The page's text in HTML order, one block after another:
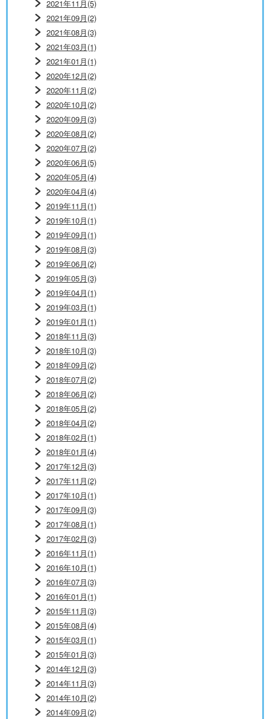
2021年11月(5)
2021年09月(2)
2021年08月(3)
2021年03月(1)
2021年01月(1)
2020年12月(2)
2020年11月(2)
2020年10月(2)
2020年09月(3)
2020年08月(2)
2020年07月(2)
2020年06月(5)
2020年05月(4)
2020年04月(4)
2019年11月(1)
2019年10月(1)
2019年09月(1)
2019年08月(3)
2019年06月(2)
2019年05月(3)
2019年04月(1)
2019年03月(1)
2019年01月(1)
2018年11月(3)
2018年10月(3)
2018年09月(2)
2018年07月(2)
2018年06月(2)
2018年05月(2)
2018年04月(2)
2018年02月(1)
2018年01月(4)
2017年12月(3)
2017年11月(2)
2017年10月(1)
2017年09月(3)
2017年08月(1)
2017年02月(3)
2016年11月(1)
2016年10月(1)
2016年07月(3)
2016年01月(1)
2015年11月(3)
2015年08月(4)
2015年03月(1)
2015年01月(3)
2014年12月(3)
2014年11月(3)
2014年10月(2)
2014年09月(2)